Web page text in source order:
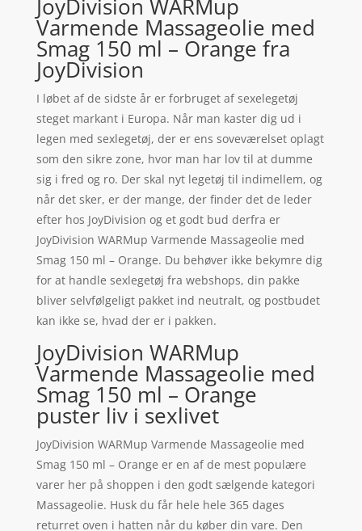
JoyDivision WARMup
Varmende Massageolie med
Smag 150 ml – Orange fra
JoyDivision
I løbet af de sidste år er forbruget af sexelegetøj
steget markant i Europa. Når man kaster dig ud i
legen med sexlegetøj, der er ens soveværelset oplagt
som den sikre zone, hvor man har lov til at dumme
sig i fred og ro. Der skal nyt legetøj til indimellem, og
når det sker, er der mange, der finder det de leder
efter hos JoyDivision og et godt bud derfra er
JoyDivision WARMup Varmende Massageolie med
Smag 150 ml – Orange. Du behøver ikke bekymre dig
for at handle sexlegetøj fra webshops, din pakke
bliver selvfølgeligt pakket ind neutralt, og postbudet
kan ikke se, hvad der er i pakken.
JoyDivision WARMup
Varmende Massageolie med
Smag 150 ml – Orange
puster liv i sexlivet
JoyDivision WARMup Varmende Massageolie med
Smag 150 ml – Orange er en af de mest populære
varer her på shoppen i den godt sælgende kategori
Massageolie. Husk du får hele hele 365 dages
returret oven i hatten når du køber din vare. Den